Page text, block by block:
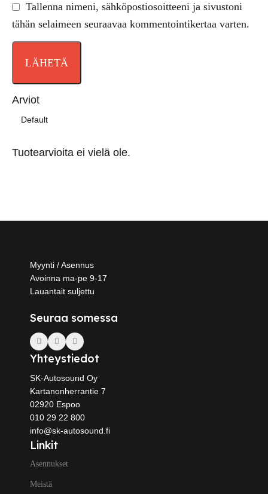
Arviot
Tuotearvioita ei vielä ole.
Tallenna nimeni, sähköpostiosoitteeni ja sivustoni
tähän selaimeen seuraavaa kommentointikertaa varten.
Myynti / Asennus
Avoinna ma-pe 9-17
Lauantait suljettu
Seuraa somessa
Yhteystiedot
SK-Autosound Oy
Kartanonherrantie 7
02920 Espoo
010 29 22 800
info@sk-autosound.fi
Linkit
Asennukset
Meistä